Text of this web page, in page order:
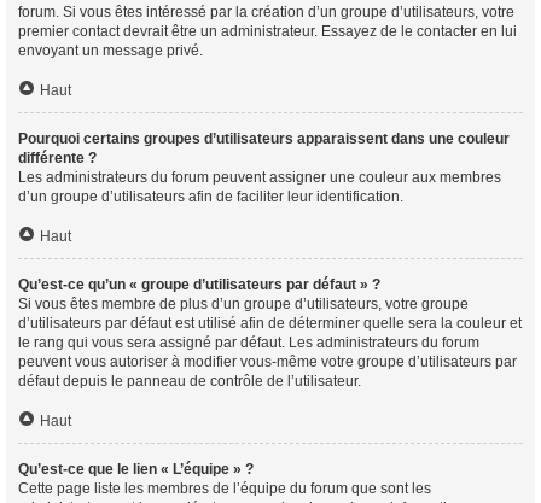
forum. Si vous êtes intéressé par la création d’un groupe d’utilisateurs, votre
premier contact devrait être un administrateur. Essayez de le contacter en lui
envoyant un message privé.
Haut
Pourquoi certains groupes d’utilisateurs apparaissent dans une couleur
différente ?
Les administrateurs du forum peuvent assigner une couleur aux membres
d’un groupe d’utilisateurs afin de faciliter leur identification.
Haut
Qu’est-ce qu’un « groupe d’utilisateurs par défaut » ?
Si vous êtes membre de plus d’un groupe d’utilisateurs, votre groupe
d’utilisateurs par défaut est utilisé afin de déterminer quelle sera la couleur et
le rang qui vous sera assigné par défaut. Les administrateurs du forum
peuvent vous autoriser à modifier vous-même votre groupe d’utilisateurs par
défaut depuis le panneau de contrôle de l’utilisateur.
Haut
Qu’est-ce que le lien « L’équipe » ?
Cette page liste les membres de l’équipe du forum que sont les